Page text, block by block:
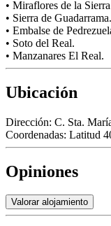
• Miraflores de la
• Sierra de Guadarrama.
• Embalse de
• Soto del Real.
• Manzanares El Real.
Ubicación
Dirección: C. Sta.
Coordenadas: Latitud
Opiniones
Valorar alojamiento